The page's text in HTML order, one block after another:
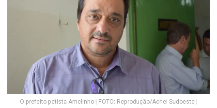
O prefeito petista Amelinho | FOTO: Reprodução/Achei Sudoeste |